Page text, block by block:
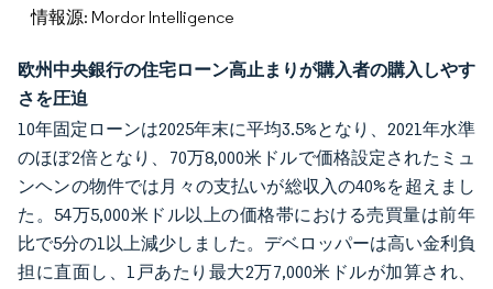
情報源: Mordor Intelligence
欧州中央銀行の住宅ローン高止まりが購入者の購入しやす
さを圧迫
10年固定ローンは2025年末に平均3.5%となり、2021年水準
のほぼ2倍となり、70万8,000米ドルで価格設定されたミュ
ンヘンの物件では月々の支払いが総収入の40%を超えまし
た。54万5,000米ドル以上の価格帯における売買量は前年
比で5分の1以上減少しました。デベロッパーは高い金利負
担に直面し、1戸あたり最大2万7,000米ドルが加算され、